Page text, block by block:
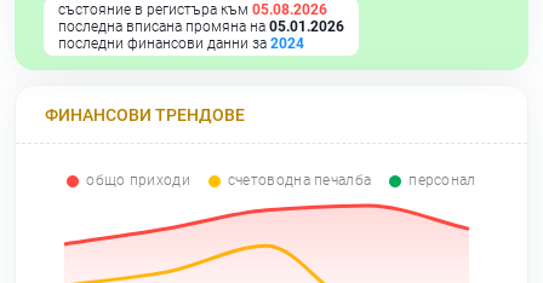
състояние в регистъра към 05.08.2026
последна вписана промяна на 05.01.2026
последни финансови данни за 2024
ФИНАНСОВИ ТРЕНДОВЕ
общо приходи счетоводна печалба персонал